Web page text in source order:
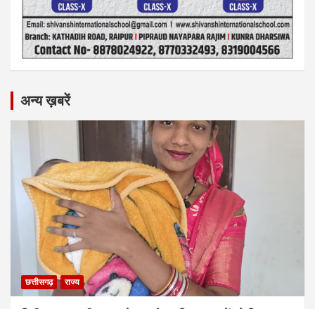
अन्य ख़बरें
छत्तीसगढ़ राज्य